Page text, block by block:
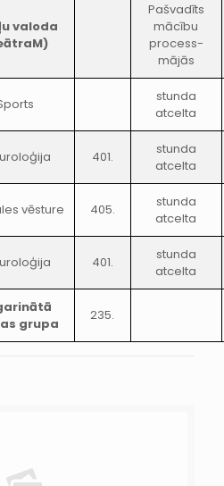
valoda
Pašvadīts
mācību
process-
mājās
stunda
atcelta
401.
stunda
atcelta
vēsture 405.
stunda
atcelta
401.
stunda
atcelta
grupa
235.